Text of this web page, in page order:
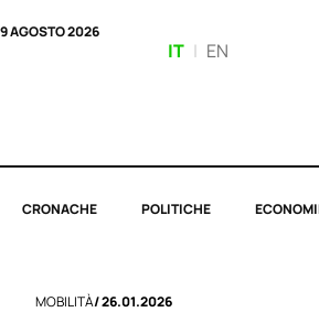
9 AGOSTO 2026
IT | EN
CRONACHE POLITICHE
MOBILITÀ/ 26.01.2026